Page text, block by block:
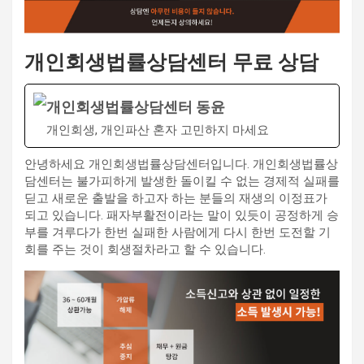
개인회생법률상담센터 무료 상담
개인회생법률상담센터 동윤
개인회생, 개인파산 혼자 고민하지 마세요
안녕하세요 개인회생법률상담센터입니다. 개인회생법률상
담센터는 불가피하게 발생한 돌이킬 수 없는 경제적 실패를
딛고 새로운 출발을 하고자 하는 분들의 재생의 이정표가
되고 있습니다. 패자부활전이라는 말이 있듯이 공정하게 승
부를 겨루다가 한번 실패한 사람에게 다시 한번 도전할 기
회를 주는 것이 회생절차라고 할 수 있습니다.